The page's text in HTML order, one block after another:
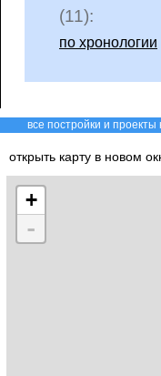
(11):
по хронологии
все постройки и проекты
открыть карту в новом
+
-